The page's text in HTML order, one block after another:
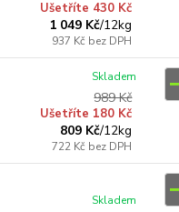
Ušetříte 430 Kč
1 049 Kč/12kg
937 Kč bez DPH
989 Kč
Ušetříte 180 Kč
809 Kč/12kg
722 Kč bez DPH
Skladem
Skladem